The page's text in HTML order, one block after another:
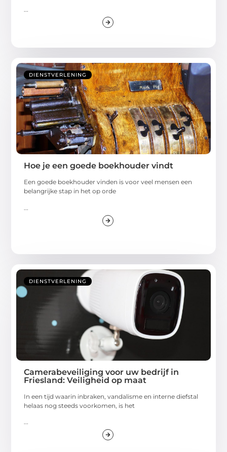
...
DIENSTVERLENING
Hoe je een goede boekhouder vindt
Een goede boekhouder vinden is voor veel mensen een
belangrijke stap in het op orde
DIENSTVERLENING
Camerabeveiliging voor uw bedrijf in
Friesland: Veiligheid op maat
In een tijd waarin inbraken, vandalisme en interne diefstal
helaas nog steeds voorkomen, is het
...